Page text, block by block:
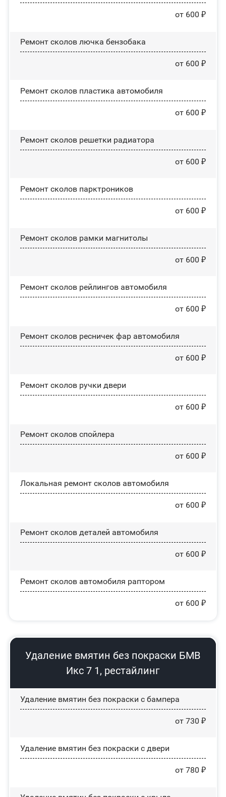
от 600 ₽
Ремонт сколов лючка бензобака
от 600 ₽
Ремонт сколов пластика автомобиля
от 600 ₽
Ремонт сколов решетки радиатора
от 600 ₽
Ремонт сколов парктроников
от 600 ₽
Ремонт сколов рамки магнитолы
от 600 ₽
Ремонт сколов рейлингов автомобиля
от 600 ₽
Ремонт сколов ресничек фар автомобиля
от 600 ₽
Ремонт сколов ручки двери
от 600 ₽
Ремонт сколов спойлера
от 600 ₽
Локальная ремонт сколов автомобиля
от 600 ₽
Ремонт сколов деталей автомобиля
от 600 ₽
Ремонт сколов автомобиля раптором
от 600 ₽
Удаление вмятин без покраски БМВ
Икс 7 1, рестайлинг
Удаление вмятин без покраски с бампера
от 730 ₽
Удаление вмятин без покраски с двери
от 780 ₽